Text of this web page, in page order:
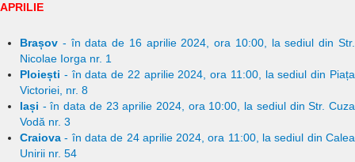
APRILIE
Brașov - în data de 16 aprilie 2024, ora 10:00, la sediul din Str.
Nicolae Iorga nr. 1
Ploiești - în data de 22 aprilie 2024, ora 11:00, la sediul din Piața
Victoriei, nr. 8
Iași - în data de 23 aprilie 2024, ora 10:00, la sediul din Str. Cuza
Vodă nr. 3
Craiova - în data de 24 aprilie 2024, ora 11:00, la sediul din Calea
Unirii nr. 54